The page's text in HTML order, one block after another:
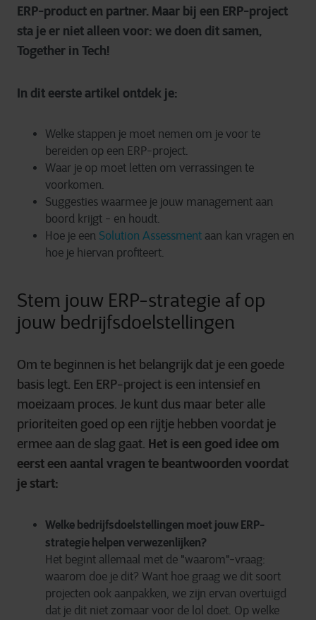
ERP-product en partner. Maar bij een ERP-project
sta je er niet alleen voor: we doen dit samen,
Together in Tech!
In dit eerste artikel ontdek je:
Welke stappen je moet nemen om je voor te
bereiden op een ERP-project.
Waar je op moet letten om verrassingen te
voorkomen.
Suggesties waarmee je jouw management aan
boord krijgt - en houdt.
Hoe je een Solution Assessment aan kan vragen en
hoe je hiervan profiteert.
Stem jouw ERP-strategie af op
jouw bedrijfsdoelstellingen
Om te beginnen is het belangrijk dat je een goede
basis legt. Een ERP-project is een intensief en
moeizaam proces. Je kunt dus maar beter alle
prioriteiten goed op een rijtje hebben voordat je
ermee aan de slag gaat. Het is een goed idee om
eerst een aantal vragen te beantwoorden voordat
je start:
Welke bedrijfsdoelstellingen moet jouw ERP-
strategie helpen verwezenlijken?
Het begint allemaal met de "waarom"-vraag:
waarom doe je dit? Want hoe graag we dit soort
projecten ook aanpakken, we zijn ervan overtuigd
dat je dit niet zomaar voor de lol doet. Op welke